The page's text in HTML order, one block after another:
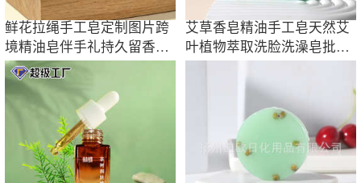
鲜花拉绳手工皂定制图片跨
境精油皂伴手礼持久留香皂
礼盒套装定做
艾草香皂精油手工皂天然艾
叶植物萃取洗脸洗澡皂批发
艾草皂批发代